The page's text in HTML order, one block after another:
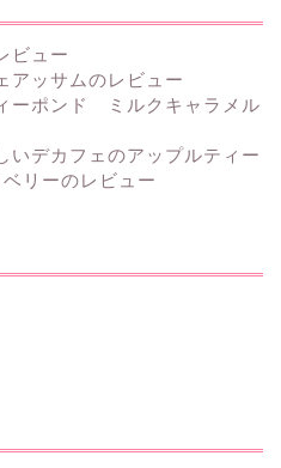
ビュー
アッサムのレビュー
ーポンド ミルクキャラメル
いデカフェのアップルティー
リーのレビュー